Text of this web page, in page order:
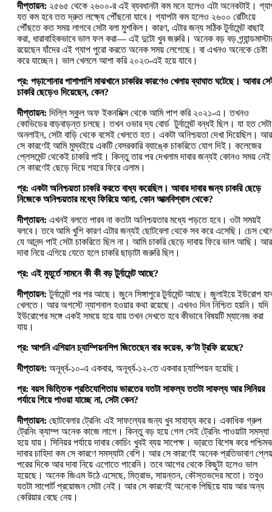
দীপ্তায়ন: ২৫৬৫ থেকে ২৬০০-র এই ব্যবধানটা কম মনে হলেও এটা অনেকটাই।
যত কম হবে তত দ্রুত লক্ষ্যে পৌঁছনো যাবে। গ্যাপটা কম হলেও ২৬০০ রেটিংয়ে
পৌঁছতে কত সময় লাগবে সেটা বলা মুশকিল। কারণ, এটার জন্য সঠিক টুর্নামেন্ট বাছাই
করা, ধারাবাহিকভাবে ভাল ফল করা— এই দুটো খুব জরুরি। অনেক বড় বড়
রয়েছেন যাঁদের এই গ্যাপ পুরো করতে অনেক সময় লেগেছে। বা এখনও অনেকে চেষ্টা
করে যাচ্ছেন। ভাল খেললে আশা করি ২০২৩-এই হয়ে যাবে।
প্র: পড়াশোনার পাশাপাশি মাঝখানে চাকরির কারণেও খেলায় ব্যাঘাত ঘটেছে। আবার
চাকরি ছেড়েও দিয়েছেন, কেন?
দীপ্তায়ন: দিল্লি স্কুল অফ ইকনমিক্স থেকে আমি পাশ করি ২০২১-এ। তখনও
কোভিডের বাড়বাড়ন্ত চলছে। তখন ওভার দ্য বোর্ড টুর্নামেন্ট বন্ধই ছিল। যা হত সেটা
অনলাইন, সেটা বাড়ি থেকে বসেই খেলতে হত। একটা অনিশ্চয়তা দেখা দিয়েছিল। আর
সে কারণেই আমি মুম্বইয়ে একটি বেসরকারি ব্যাঙ্কে চাকরিতে যোগ দিই। কলেজের
প্লেসমেন্ট থেকেই চাকরি পাই। কিন্তু তার পর দেখলাম দাবার জন্যই কোনও সময়
সে কারণেই ছেড়ে দিয়ে শহরে ফিরে এলাম।
প্র: একটা অনিশ্চয়তা চাকরি করতে বাধ্য করেছিল। আবার দাবার জন্য চাকরি ছেড়ে
নিজেকে অনিশ্চয়তার মধ্যে ফিরিয়ে আনা, কোন আত্মবিশ্বাস থেকে?
দীপ্তায়ন: এখনই বলতে পারব না কতটা অনিশ্চয়তার মধ্যে পড়তে হবে। ওটা সময়ই
বলবে। তবে আমি খুশি কারণ এটার জন্যই ছোটবেলা থেকে সব করে এসেছি। চেস
যে আনন্দ পাই সেটা চাকরিতে ছিল না। আমি চাকরি ছেড়ে দাবায় ফিরে ভাল আছি। আর
দাবা নিয়ে এগিয়ে যেতে হলে চাকরি ছাড়াটা জরুরি ছিল।
প্র: এই মুহূর্তে সামনে কী কী বড় টুর্নামেন্ট আছে?
দীপ্তায়ন:টুর্নামেন্ট পর পর আছে। জুনে সিঙ্গাপুরে টুর্নামেন্ট আছে। জুলাইয়ে ইউরোপ
খেলতে। আর অগস্টে ন্যাশনাল হওয়ার কথা রয়েছে। এখনও দিন নিশ্চিত হয়নি। যদি
ইউরোপের সঙ্গে একই সময়ে হয়ে যায় তখন দেখতে হবে কীভাবে বিষয়টি ম্যানেজ করা
যায়।
প্র: আপনি এশিয়ান চ্যাম্পিয়নশিপ জিতেছেন বার কয়েক, ক’টা ট্রফি রয়েছে?
দীপ্তায়ন: অনূর্ধ্ব-১০-এ একবার, অনূর্ধ্ব-১২-তে একবার চ্যাম্পিয়‌ন হয়েছি।
প্র: বয়স ভিত্তিক প্রতিযোগিতায় ভারতের যতটা সাফল্য ততটা সাফল্য আর সিনিয়র
পর্যায়ে গিয়ে পাওয়া যাচ্ছে না, সেটা কেন?
দীপ্তায়ন: ছোটবেলার ট্রেনিং এই সাফল্যের জন্য খুব সাহায্য করে। একাধিক গ্রুপ
ট্রেনিং ক্যাম্প অনেক কাজে লাগে। কিন্তু বড় হয়ে গেল সেই ট্রেনিং পাওয়াটা সমস্যা
হয়ে যায়। সিনিয়র পর্যায়ে দাবার কোচিং খুবই ব্যয় সাপেক্ষ। ভা্রতে বিশেষ করে
দাবার চাহিদা কম সে কারণে সমস্যাটা বেশি। আর সে কারণেই অনেক প্রতিভাবাণ
পরের দিকে আর দাবা নিয়ে এগোতে পারেনি। তবে আগের থেকে কিছুটা হলেও ভাল
হয়েছে। অনেক জিএম উঠে এসেছে, মিত্রাভ, সায়ন্তন, কৌস্তভদের মতো। তবুও
যতটা সাপোর্ট প্রয়োজন সেটা নেই। আর সে কারণেই অনেকে পিছিয়ে যায় আর অন্য
কেরিয়ার বেছে নেয়।